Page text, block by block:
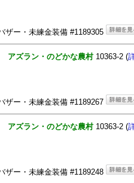
ザー・未練金装備 #1189305
アズラン・のどかな農村10363-2 (
ザー・未練金装備 #1189267
アズラン・のどかな農村10363-2 (
ザー・未練金装備 #1189248